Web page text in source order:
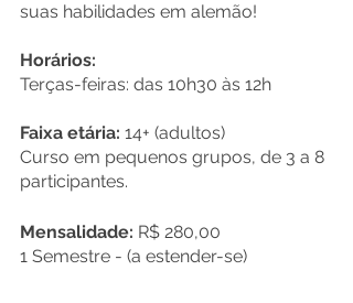
suas habilidades em alemão!
Horários:
Terças-feiras: das 10h30 às 12h
Faixa etária: 14+ (adultos)
Curso em pequenos grupos, de 3 a 8
participantes.
Mensalidade: R$ 280,00
1 Semestre - (a estender-se)